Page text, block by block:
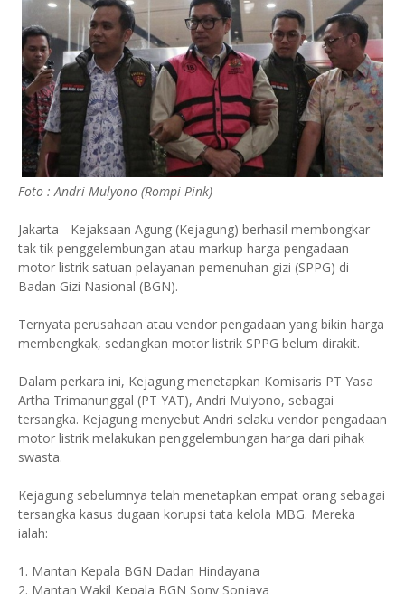
Foto : Andri Mulyono (Rompi Pink)
Jakarta - Kejaksaan Agung (Kejagung) berhasil membongkar
tak tik penggelembungan atau markup harga pengadaan
motor listrik satuan pelayanan pemenuhan gizi (SPPG) di
Badan Gizi Nasional (BGN).
Ternyata perusahaan atau vendor pengadaan yang bikin harga
membengkak, sedangkan motor listrik SPPG belum dirakit.
Dalam perkara ini, Kejagung menetapkan Komisaris PT Yasa
Artha Trimanunggal (PT YAT), Andri Mulyono, sebagai
tersangka. Kejagung menyebut Andri selaku vendor pengadaan
motor listrik melakukan penggelembungan harga dari pihak
swasta.
Kejagung sebelumnya telah menetapkan empat orang sebagai
tersangka kasus dugaan korupsi tata kelola MBG. Mereka
ialah:
1. Mantan Kepala BGN Dadan Hindayana
2. Mantan Wakil Kepala BGN Sony Sonjaya